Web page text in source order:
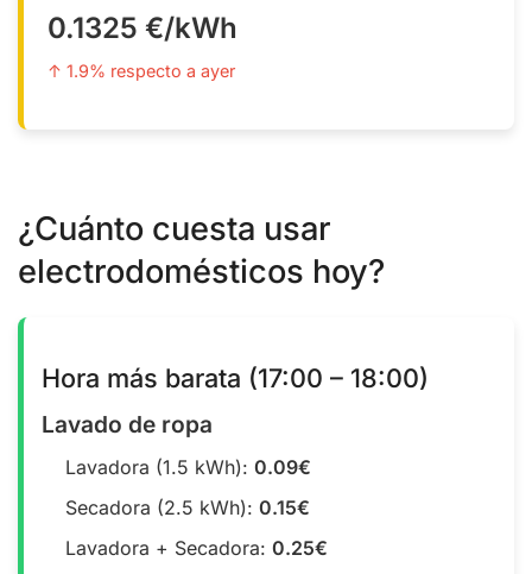
0.1325 €/kWh
↑ 1.9% respecto a ayer
¿Cuánto cuesta usar
electrodomésticos hoy?
Hora más barata (17:00 – 18:00)
Lavado de ropa
Lavadora (1.5 kWh): 0.09€
Secadora (2.5 kWh): 0.15€
Lavadora + Secadora: 0.25€